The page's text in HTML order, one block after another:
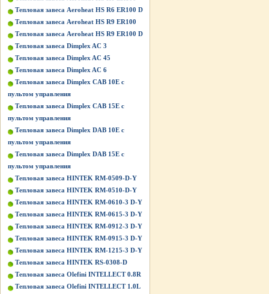
Тепловая завеса Aeroheat HS R6 ER100 D
Тепловая завеса Aeroheat HS R9 ER100
Тепловая завеса Aeroheat HS R9 ER100 D
Тепловая завеса Dimplex AC 3
Тепловая завеса Dimplex AC 45
Тепловая завеса Dimplex AC 6
Тепловая завеса Dimplex CAB 10E с
пультом управления
Тепловая завеса Dimplex CAB 15E с
пультом управления
Тепловая завеса Dimplex DAB 10E с
пультом управления
Тепловая завеса Dimplex DAB 15E с
пультом управления
Тепловая завеса HINTEK RM-0509-D-Y
Тепловая завеса HINTEK RM-0510-D-Y
Тепловая завеса HINTEK RM-0610-3 D-Y
Тепловая завеса HINTEK RM-0615-3 D-Y
Тепловая завеса HINTEK RM-0912-3 D-Y
Тепловая завеса HINTEK RM-0915-3 D-Y
Тепловая завеса HINTEK RM-1215-3 D-Y
Тепловая завеса HINTEK RS-0308-D
Тепловая завеса Olefini INTELLECT 0.8R
Тепловая завеса Olefini INTELLECT 1.0L